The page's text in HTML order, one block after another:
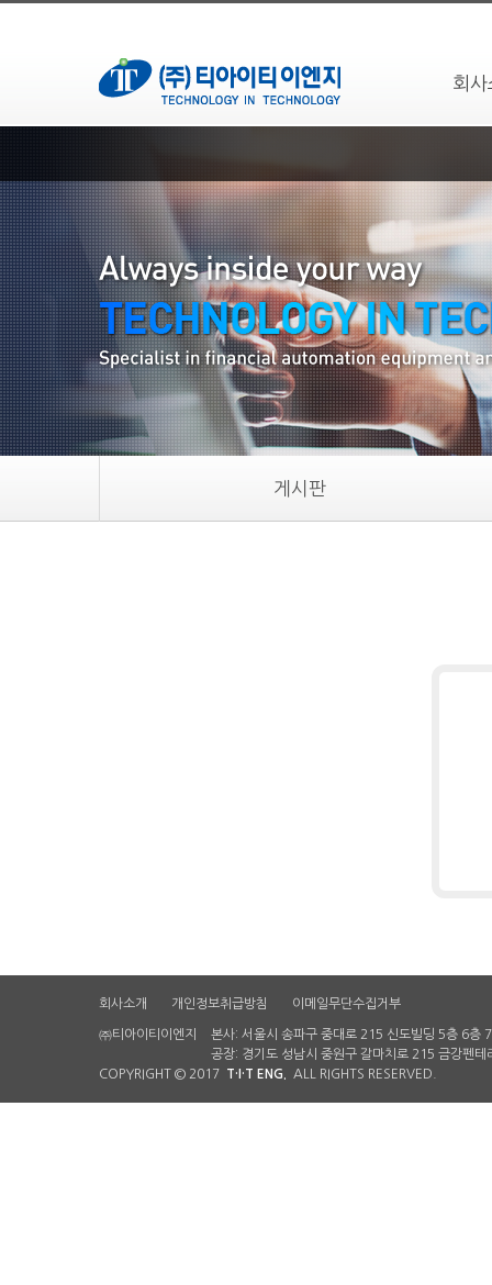
회사
게시판
회사소개 개인정보취급방침 이메일무단수집거부
㈜티아이티이엔지
본사: 서울시 송파구 중대로 215 신도빌딩 5층 6층
공장: 경기도 성남시 중원구 갈마치로 215 금강펜
COPYRIGHT © 2017 T·I·T ENG. ALL RIGHTS RESERVED.